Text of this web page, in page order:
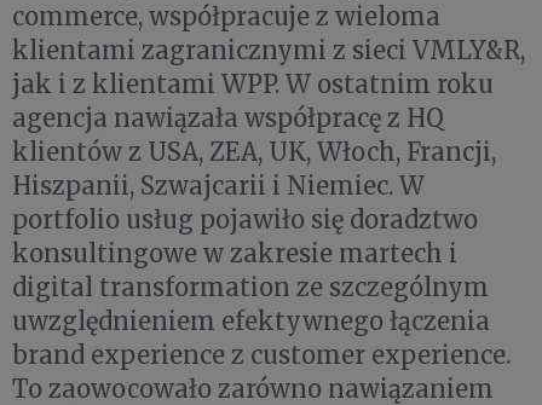
commerce, współpracuje z wieloma
klientami zagranicznymi z sieci VMLY&R,
jak i z klientami WPP. W ostatnim roku
agencja nawiązała współpracę z HQ
klientów z USA, ZEA, UK, Włoch, Francji,
Hiszpanii, Szwajcarii i Niemiec. W
portfolio usług pojawiło się doradztwo
konsultingowe w zakresie martech i
digital transformation ze szczególnym
uwzględnieniem efektywnego łączenia
brand experience z customer experience.
To zaowocowało zarówno nawiązaniem